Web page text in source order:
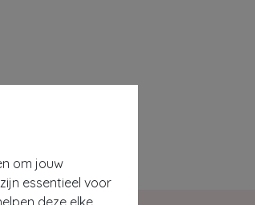
om jouw
essentieel voor
deze elke